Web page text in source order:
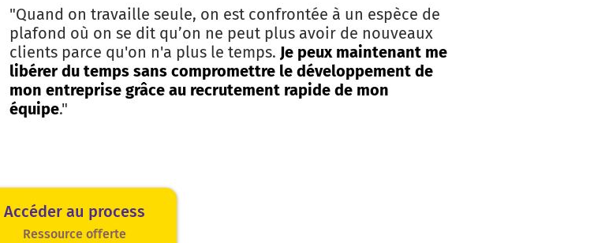
"Quand on travaille seule, on est confrontée à un espèce de
plafond où on se dit qu’on ne peut plus avoir de nouveaux
clients parce qu'on n'a plus le temps. Je peux maintenant me
libérer du temps sans compromettre le développement de
mon entreprise grâce au recrutement rapide de mon
équipe."
Accéder au process
Ressource offerte